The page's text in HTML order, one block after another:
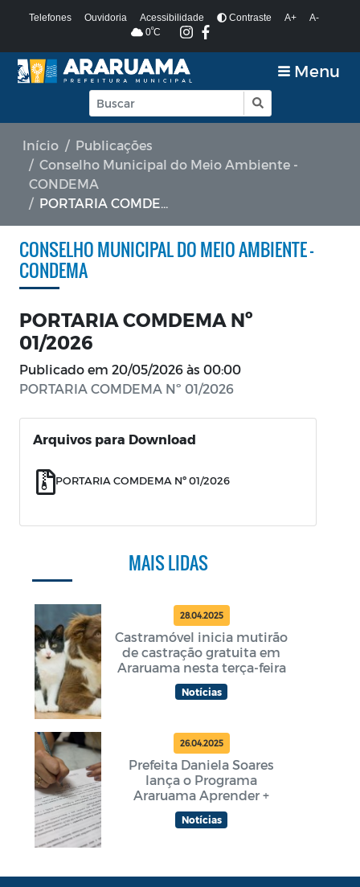
Telefones Ouvidoria Acessibilidade Contraste A+
A-
0ºC
Menu
Início
Publicações
Conselho Municipal do Meio Ambiente -
CONDEMA
PORTARIA COMDEMA Nº 01/2026
CONSELHO MUNICIPAL DO MEIO AMBIENTE -
CONDEMA
PORTARIA COMDEMA Nº
01/2026
Publicado em 20/05/2026 às 00:00
PORTARIA COMDEMA Nº 01/2026
Arquivos para Download
PORTARIA COMDEMA Nº 01/2026
MAIS LIDAS
28.04.2025
Castramóvel inicia mutirão
de castração gratuita em
Araruama nesta terça-feira
Notícias
26.04.2025
Prefeita Daniela Soares
lança o Programa
Araruama Aprender +
Notícias